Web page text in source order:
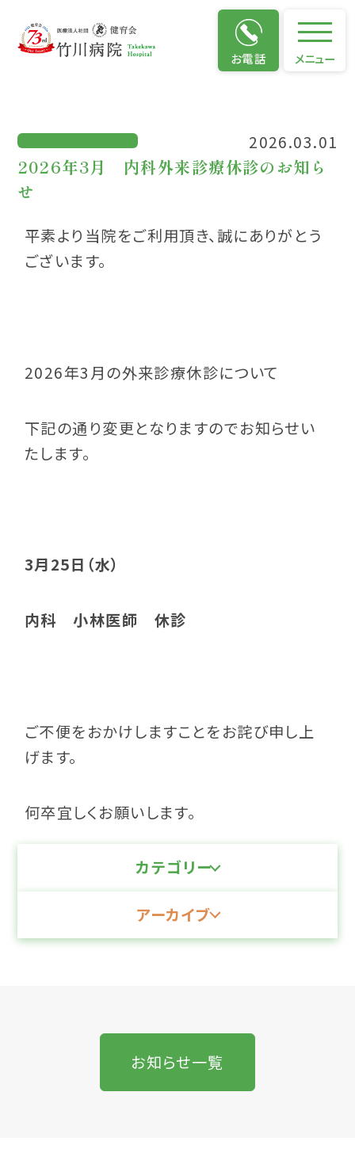
お電話 メニュー
お知らせ
カテゴリー
アーカイブ
2026.03.01
2026年3月 内科外来診療休診のお知ら
せ
平素より当院をご利用頂き、誠にありがとう
ございます。
2026年3月の外来診療休診について
下記の通り変更となりますのでお知らせい
たします。
3月25日（水）
内科 小林医師 休診
ご不便をおかけしますことをお詫び申し上
げます。
何卒宜しくお願いします。
お知らせ一覧